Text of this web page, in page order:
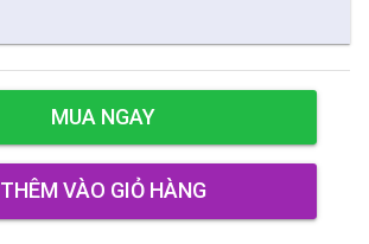
MUA NGAY
THÊM VÀO GIỎ HÀNG